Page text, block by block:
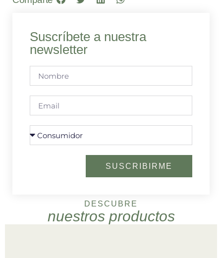
Suscríbete a nuestra
newsletter
SUSCRIBIRME
DESCUBRE
nuestros productos